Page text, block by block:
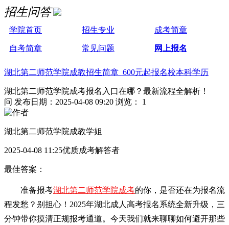
招生问答
学院首页 招生专业 成考简章
自考简章 常见问题 网上报名
湖北第二师范学院成教招生简章 600元起报名校本科学历
湖北第二师范学院成考报名入口在哪？最新流程全解析！
问 发布日期：2025-04-08 09:20 浏览： 1
湖北第二师范学院成教学姐
2025-04-08 11:25优质成考解答者
最佳答案：
准备报考湖北第二师范学院成考的你，是否还在为报名流
程发愁？别担心！2025年湖北成人高考报名系统全新升级，三
分钟带你摸清正规报考通道。今天我们就来聊聊如何避开那些